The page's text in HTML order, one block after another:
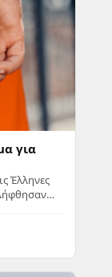
για
Έλληνες